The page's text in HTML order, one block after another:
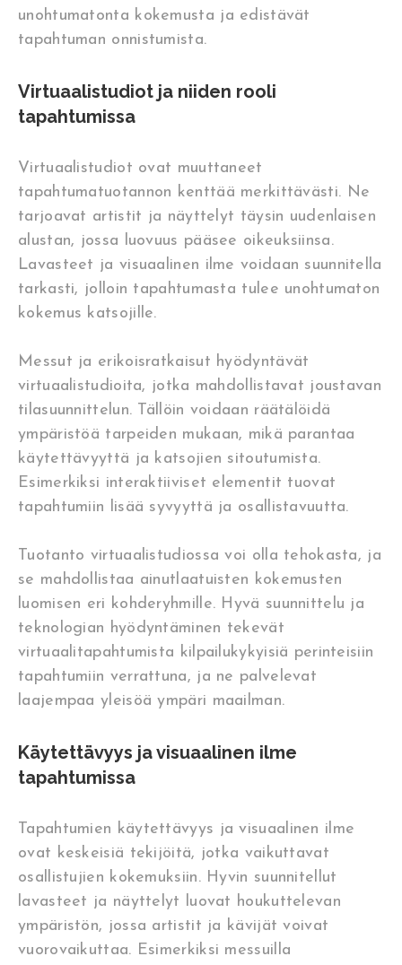
unohtumatonta kokemusta ja edistävät
tapahtuman onnistumista.
Virtuaalistudiot ja niiden rooli
tapahtumissa
Virtuaalistudiot ovat muuttaneet
tapahtumatuotannon kenttää merkittävästi. Ne
tarjoavat artistit ja näyttelyt täysin uudenlaisen
alustan, jossa luovuus pääsee oikeuksiinsa.
Lavasteet ja visuaalinen ilme voidaan suunnitella
tarkasti, jolloin tapahtumasta tulee unohtumaton
kokemus katsojille.
Messut ja erikoisratkaisut hyödyntävät
virtuaalistudioita, jotka mahdollistavat joustavan
tilasuunnittelun. Tällöin voidaan räätälöidä
ympäristöä tarpeiden mukaan, mikä parantaa
käytettävyyttä ja katsojien sitoutumista.
Esimerkiksi interaktiiviset elementit tuovat
tapahtumiin lisää syvyyttä ja osallistavuutta.
Tuotanto virtuaalistudiossa voi olla tehokasta, ja
se mahdollistaa ainutlaatuisten kokemusten
luomisen eri kohderyhmille. Hyvä suunnittelu ja
teknologian hyödyntäminen tekevät
virtuaalitapahtumista kilpailukykyisiä perinteisiin
tapahtumiin verrattuna, ja ne palvelevat
laajempaa yleisöä ympäri maailman.
Käytettävyys ja visuaalinen ilme
tapahtumissa
Tapahtumien käytettävyys ja visuaalinen ilme
ovat keskeisiä tekijöitä, jotka vaikuttavat
osallistujien kokemuksiin. Hyvin suunnitellut
lavasteet ja näyttelyt luovat houkuttelevan
ympäristön, jossa artistit ja kävijät voivat
vuorovaikuttaa. Esimerkiksi messuilla